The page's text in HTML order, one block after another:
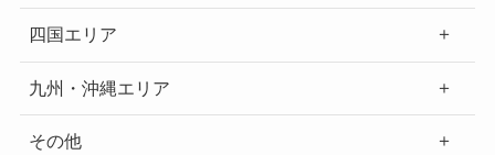
四国エリア
九州・沖縄エリア
その他